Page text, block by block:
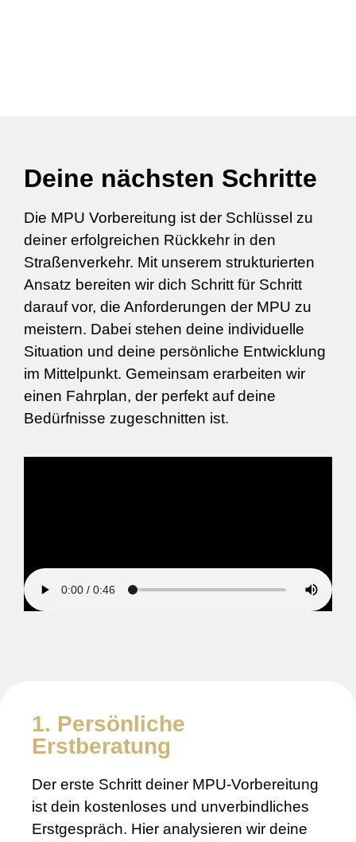
Deine nächsten Schritte
Die MPU Vorbereitung ist der Schlüssel zu
deiner erfolgreichen Rückkehr in den
Straßenverkehr. Mit unserem strukturierten
Ansatz bereiten wir dich Schritt für Schritt
darauf vor, die Anforderungen der MPU zu
meistern. Dabei stehen deine individuelle
Situation und deine persönliche Entwicklung
im Mittelpunkt. Gemeinsam erarbeiten wir
einen Fahrplan, der perfekt auf deine
Bedürfnisse zugeschnitten ist.
1. Persönliche
Erstberatung
Der erste Schritt deiner MPU-Vorbereitung
ist dein kostenloses und unverbindliches
Erstgespräch. Hier analysieren wir deine